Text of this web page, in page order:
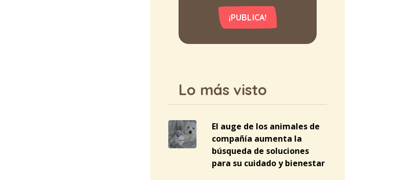
¡PUBLICA!
Lo más visto
El auge de los animales de
compañía aumenta la
búsqueda de soluciones
para su cuidado y bienestar